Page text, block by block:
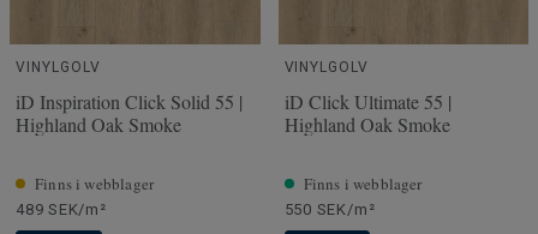
VINYLGOLV
iD Inspiration Click Solid 55 |
Highland Oak Smoke
Finns i webblager
489 SEK/m²
VINYLGOLV
iD Click Ultimate 55 |
Highland Oak Smoke
Finns i webblager
550 SEK/m²